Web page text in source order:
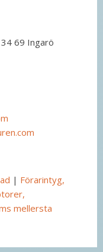
69 Ingarö
| Förarintyg,
mellersta